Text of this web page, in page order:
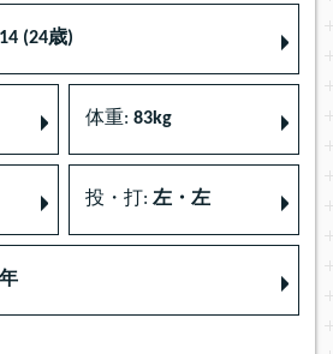
(24歳)
体重: 83kg
投・打: 左・左